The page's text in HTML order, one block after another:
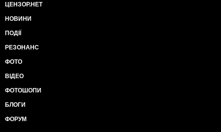
ЦЕНЗОР.НЕТ
НОВИНИ
ПОДІЇ
РЕЗОНАНС
ФОТО
ВІДЕО
ФОТОШОПИ
БЛОГИ
ФОРУМ